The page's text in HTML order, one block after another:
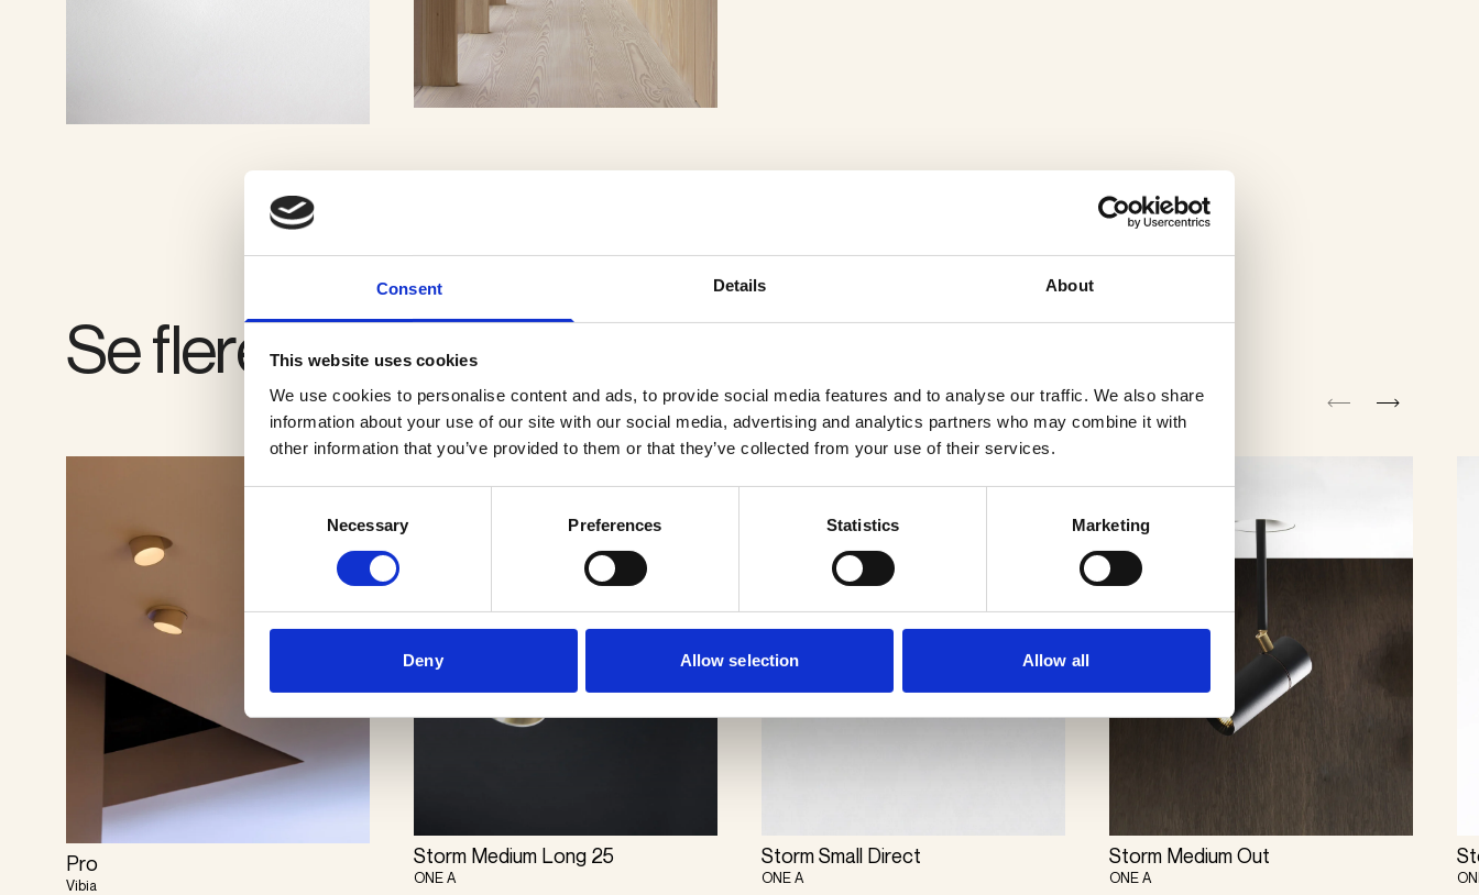
Consent Details About
This website uses cookies
We use cookies to personalise content and ads, to provide social media features and to analyse our traffic. We also share
information about your use of our site with our social media, advertising and analytics partners who may combine it with
other information that you’ve provided to them or that they’ve collected from your use of their services.
Necessary Preferences Statistics Marketing
Deny Allow selection Allow all
Se flere produkter
Pro
Vibia
Storm Medium Long 25
ONE A
Storm Small Direct
ONE A
Storm Medium Out
ONE A